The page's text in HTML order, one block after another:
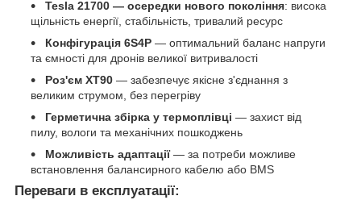
Tesla 21700 — осередки нового покоління: висока
щільність енергії, стабільність, тривалий ресурс
Конфігурація 6S4P — оптимальний баланс напруги
та ємності для дронів великої витривалості
Роз'єм XT90 — забезпечує якісне з'єднання з
великим струмом, без перегріву
Герметична збірка у термоплівці — захист від
пилу, вологи та механічних пошкоджень
Можливість адаптації— за потреби можливе
встановлення балансирного кабелю або BMS
Переваги в експлуатації: